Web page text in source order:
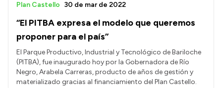
“El PITBA expresa el modelo que queremos
proponer para el país”
Plan Castello 30 de mar de 2022
El Parque Productivo, Industrial y Tecnológico de Bariloche
(PITBA), fue inaugurado hoy por la Gobernadora de Río
Negro, Arabela Carreras, producto de años de gestión y
materializado gracias al financiamiento del Plan Castello.